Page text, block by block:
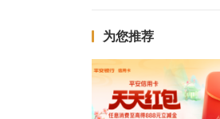
为您推荐